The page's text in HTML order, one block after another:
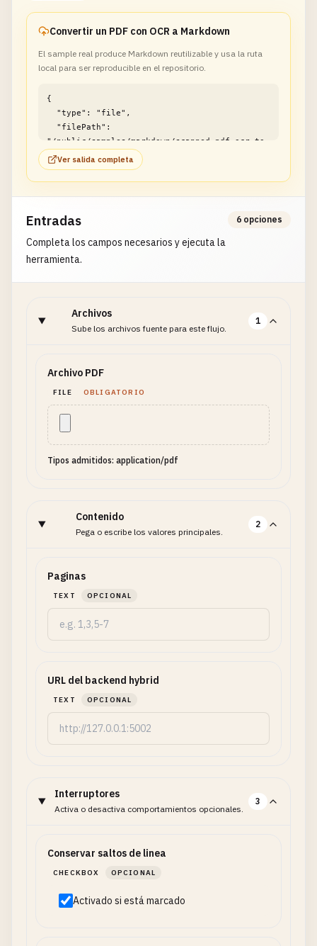
Convertir un PDF con OCR a Markdown
El sample real produce Markdown reutilizable y usa la ruta
local para ser reproducible en el repositorio.
{
"/public/samples/markdown/scanned-pdf-ocr-to-
markdown-example1.md"
}
Ver salida completa
Entradas
Completa los campos necesarios y ejecuta la
herramienta.
6 opciones
Archivos
Sube los archivos fuente para este flujo.
1
Archivo PDF
FILE OBLIGATORIO
Tipos admitidos: application/pdf
Contenido
Pega o escribe los valores principales.
2
Paginas
TEXT OPCIONAL
URL del backend hybrid
TEXT OPCIONAL
Interruptores
Activa o desactiva comportamientos opcionales.
3
Conservar saltos de linea
CHECKBOX OPCIONAL
Activado si está marcado